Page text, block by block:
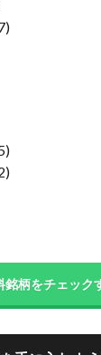
銘柄をチェック